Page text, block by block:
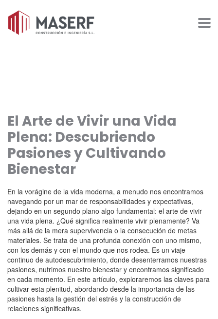
El Arte de Vivir una Vida
Plena: Descubriendo
Pasiones y Cultivando
Bienestar
En la vorágine de la vida moderna, a menudo nos encontramos
navegando por un mar de responsabilidades y expectativas,
dejando en un segundo plano algo fundamental: el arte de vivir
una vida plena. ¿Qué significa realmente vivir plenamente? Va
más allá de la mera supervivencia o la consecución de metas
materiales. Se trata de una profunda conexión con uno mismo,
con los demás y con el mundo que nos rodea. Es un viaje
continuo de autodescubrimiento, donde desenterramos nuestras
pasiones, nutrimos nuestro bienestar y encontramos significado
en cada momento. En este artículo, exploraremos las claves para
cultivar esta plenitud, abordando desde la importancia de las
pasiones hasta la gestión del estrés y la construcción de
relaciones significativas.